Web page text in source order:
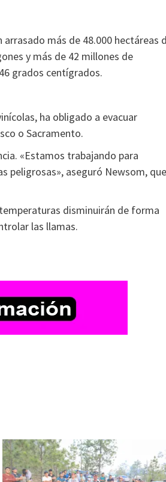
más de 48.000 hectáreas
y más de 42 millones de
grados centígrados.
ha obligado a evacuar
o Sacramento.
«Estamos trabajando para
peligrosas», aseguró Newsom, que
disminuirán de forma
las llamas.